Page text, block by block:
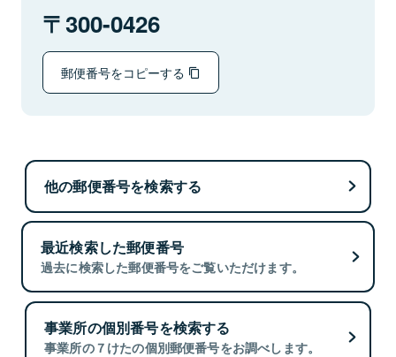
300-0426
郵便番号をコピーする
他の郵便番号を検索する
最近検索した郵便番号
過去に検索した郵便番号をご覧いただけます。
事業所の個別番号を検索する
事業所の７けたの個別郵便番号をお調べします。